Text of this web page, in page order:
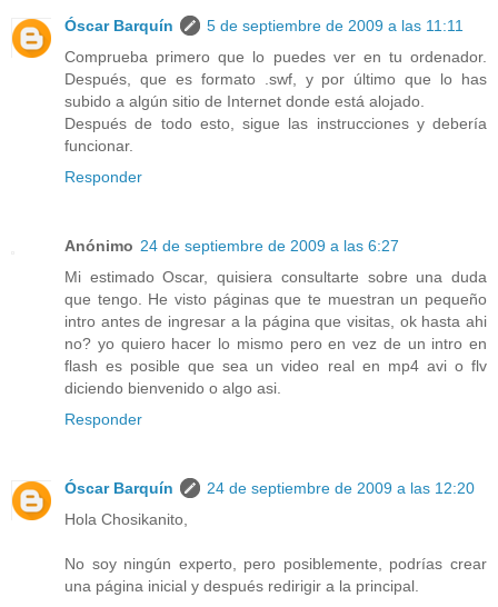
Óscar Barquín
5 de septiembre de 2009 a las 11:11
Comprueba primero que lo puedes ver en tu ordenador.
Después, que es formato .swf, y por último que lo has
subido a algún sitio de Internet donde está alojado.
Después de todo esto, sigue las instrucciones y debería
funcionar.
Responder
Anónimo 24 de septiembre de 2009 a las 6:27
Mi estimado Oscar, quisiera consultarte sobre una duda
que tengo. He visto páginas que te muestran un pequeño
intro antes de ingresar a la página que visitas, ok hasta ahi
no? yo quiero hacer lo mismo pero en vez de un intro en
flash es posible que sea un video real en mp4 avi o flv
diciendo bienvenido o algo asi.
Responder
Óscar Barquín
24 de septiembre de 2009 a las 12:20
Hola Chosikanito,
No soy ningún experto, pero posiblemente, podrías crear
una página inicial y después redirigir a la principal.